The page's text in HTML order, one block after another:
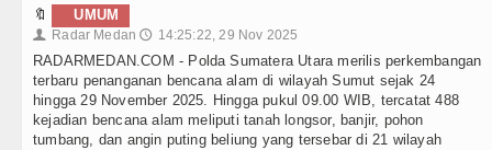
🔖 UMUM
👤 Radar Medan 🕔 14:25:22, 29 Nov 2025
RADARMEDAN.COM - Polda Sumatera Utara merilis perkembangan
terbaru penanganan bencana alam di wilayah Sumut sejak 24
hingga 29 November 2025. Hingga pukul 09.00 WIB, tercatat 488
kejadian bencana alam meliputi tanah longsor, banjir, pohon
tumbang, dan angin puting beliung yang tersebar di 21 wilayah